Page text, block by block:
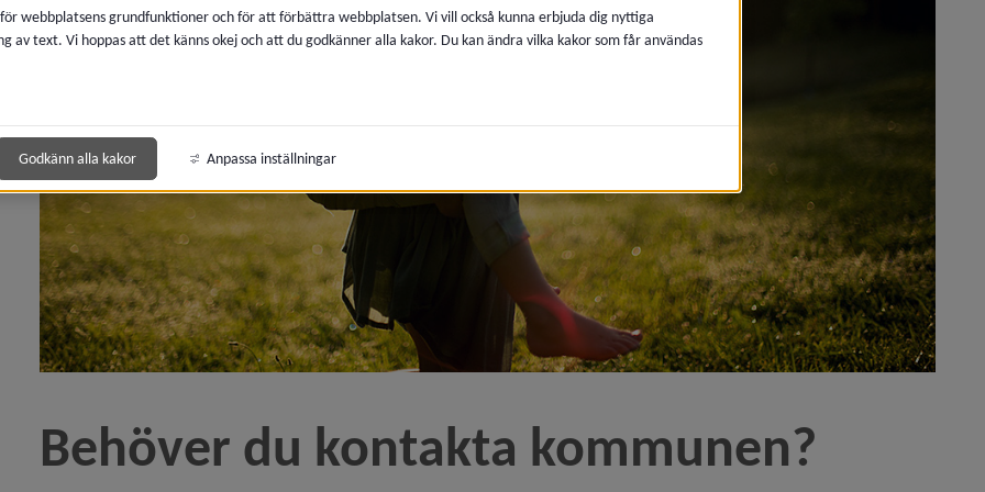
längs E12 mellan Atlanten och Kvarken)
när Årets Superkommuner utsågs)
EU och Europa är viktigt för Umeå)
vidtar juridiska åtgärder för att få tillgång till handlingar)
på plats)
inleds)
Behöver du kontakta kommunen?
för webbplatsens grundfunktioner och för att förbättra webbplatsen. Vi vill också kunna erbjuda dig nyttiga
av text. Vi hoppas att det känns okej och att du godkänner alla kakor. Du kan ändra vilka kakor som får användas
Godkänn alla kakor Anpassa inställningar